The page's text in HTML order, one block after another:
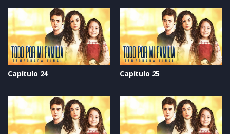
Capítulo 24 Capítulo 25